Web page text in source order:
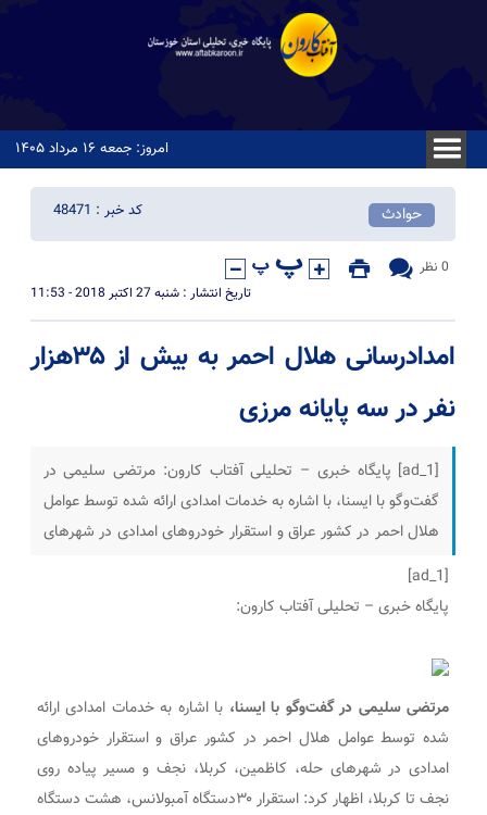
امروز: جمعه ۱۶ مرداد ۱۴۰۵
حوادث کد خبر : 48471
0 نظر
تاریخ انتشار : شنبه 27 اکتبر 2018 - 11:53
امدادرسانی هلال احمر به بیش از ۳۵هزار
نفر در سه پایانه مرزی
[ad_1] پایگاه خبری – تحلیلی آفتاب کارون: مرتضی سلیمی در
گفت‌وگو با ایسنا، با اشاره به خدمات امدادی ارائه شده توسط عوامل
هلال احمر در کشور عراق و استقرار خودروهای امدادی در شهرهای
حله، کاظمین، کربلا، نجف و مسیر پیاده روی نجف تا کربلا، اظهار
کرد: استقرار ۳۰دستگاه آمبولانس، هشت دستگاه اتوبوس
آمبولانس از جمله
[ad_1]
پایگاه خبری – تحلیلی آفتاب کارون:
مرتضی سلیمی در گفت‌وگو با ایسنا، با اشاره به خدمات امدادی ارائه
شده توسط عوامل هلال احمر در کشور عراق و استقرار خودروهای
امدادی در شهرهای حله، کاظمین، کربلا، نجف و مسیر پیاده روی
نجف تا کربلا، اظهار کرد: استقرار ۳۰دستگاه آمبولانس، هشت دستگاه